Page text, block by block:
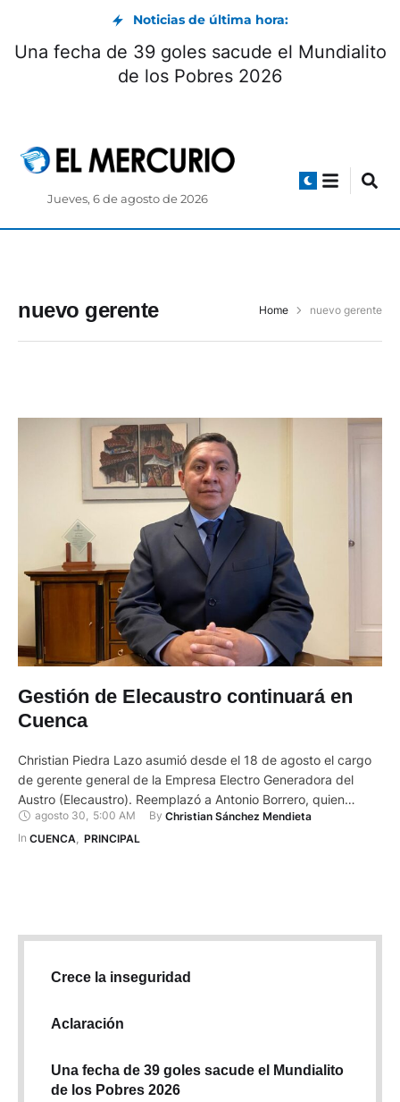
Noticias de última hora:
Una fecha de 39 goles sacude el Mundialito
de los Pobres 2026
Jueves, 6 de agosto de 2026
nuevo gerente Home nuevo gerente
Gestión de Elecaustro continuará en
Cuenca
Christian Piedra Lazo asumió desde el 18 de agosto el cargo
de gerente general de la Empresa Electro Generadora del
Austro (Elecaustro). Reemplazó a Antonio Borrero, quien
estuvo 17 años frente a esta institución. Piedra es máster en
Dirección y Administración de Empresas (MBA). Es ingeniero
agosto 30, 5:00 AM By Christian Sánchez Mendieta
In CUENCA PRINCIPAL
Crece la inseguridad
Aclaración
Una fecha de 39 goles sacude el Mundialito
de los Pobres 2026